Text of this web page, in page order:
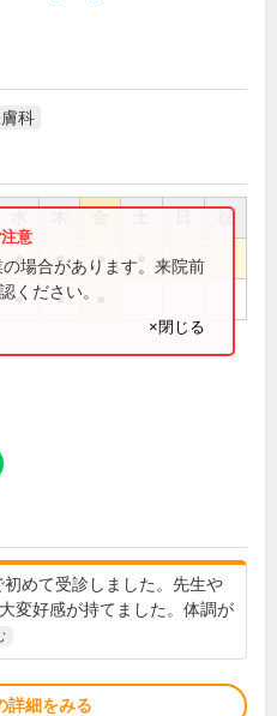
科
祝
● ● ●
● ●
場合があります。来院前
ください。
×閉じる
めて受診しました。先生や
変好感が持てました。体調が
詳細をみる